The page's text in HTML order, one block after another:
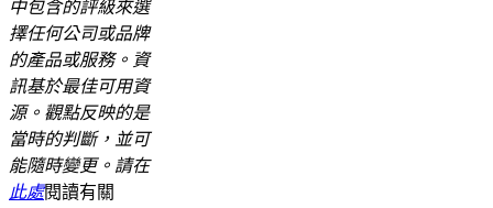
中包含的評級來選
擇任何公司或品牌
的產品或服務。資
訊基於最佳可用資
源。觀點反映的是
當時的判斷，並可
能隨時變更。請在
此處閱讀有關